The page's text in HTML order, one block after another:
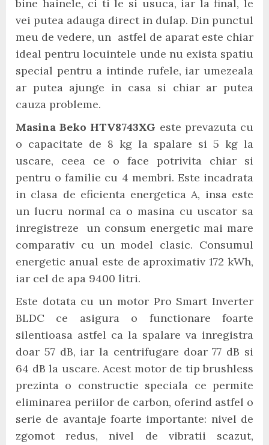
bine hainele, ci ti le si usuca, iar la final, le
vei putea adauga direct in dulap. Din punctul
meu de vedere, un astfel de aparat este chiar
ideal pentru locuintele unde nu exista spatiu
special pentru a intinde rufele, iar umezeala
ar putea ajunge in casa si chiar ar putea
cauza probleme.
Masina Beko HTV8743XG este prevazuta cu
o capacitate de 8 kg la spalare si 5 kg la
uscare, ceea ce o face potrivita chiar si
pentru o familie cu 4 membri. Este incadrata
in clasa de eficienta energetica A, insa este
un lucru normal ca o masina cu uscator sa
inregistreze un consum energetic mai mare
comparativ cu un model clasic. Consumul
energetic anual este de aproximativ 172 kWh,
iar cel de apa 9400 litri.
Este dotata cu un motor Pro Smart Inverter
BLDC ce asigura o functionare foarte
silentioasa astfel ca la spalare va inregistra
doar 57 dB, iar la centrifugare doar 77 dB si
64 dB la uscare. Acest motor de tip brushless
prezinta o constructie speciala ce permite
eliminarea periilor de carbon, oferind astfel o
serie de avantaje foarte importante: nivel de
zgomot redus, nivel de vibratii scazut,